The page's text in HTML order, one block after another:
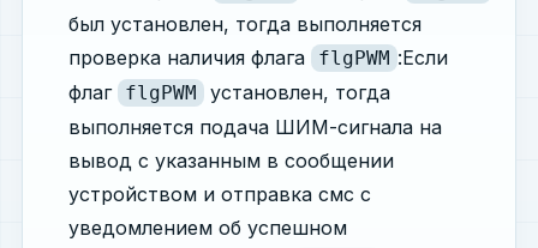
был установлен, тогда выполняется
проверка наличия флага
flgPWM :Если
флаг flgPWM
установлен, тогда
выполняется подача ШИМ-сигнала на
вывод с указанным в сообщении
устройством и отправка смс с
уведомлением об успешном